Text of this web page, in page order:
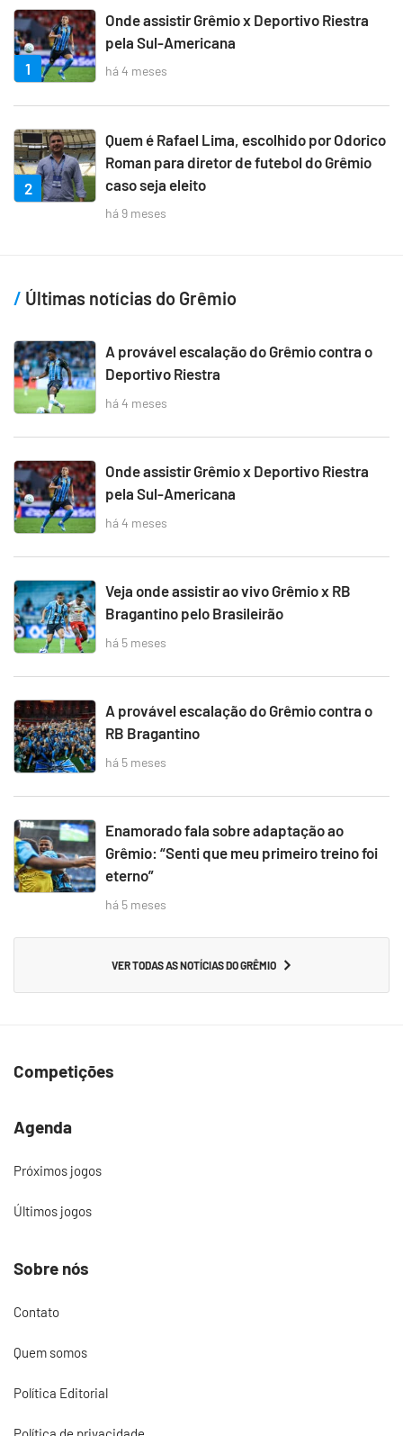
1
Onde assistir Grêmio x Deportivo Riestra
pela Sul-Americana
há 4 meses
2
Quem é Rafael Lima, escolhido por Odorico
Roman para diretor de futebol do Grêmio
caso seja eleito
há 9 meses
Últimas notícias do Grêmio
A provável escalação do Grêmio contra o
Deportivo Riestra
há 4 meses
Onde assistir Grêmio x Deportivo Riestra
pela Sul-Americana
há 4 meses
Veja onde assistir ao vivo Grêmio x RB
Bragantino pelo Brasileirão
há 5 meses
A provável escalação do Grêmio contra o
RB Bragantino
há 5 meses
Enamorado fala sobre adaptação ao
Grêmio: “Senti que meu primeiro treino foi
eterno”
há 5 meses
VER TODAS AS NOTÍCIAS DO GRÊMIO
Competições
Agenda
Próximos jogos
Últimos jogos
Sobre nós
Contato
Quem somos
Política Editorial